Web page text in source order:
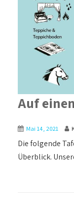
Auf
Mai 14, 2021
Die folgende
Überblick.